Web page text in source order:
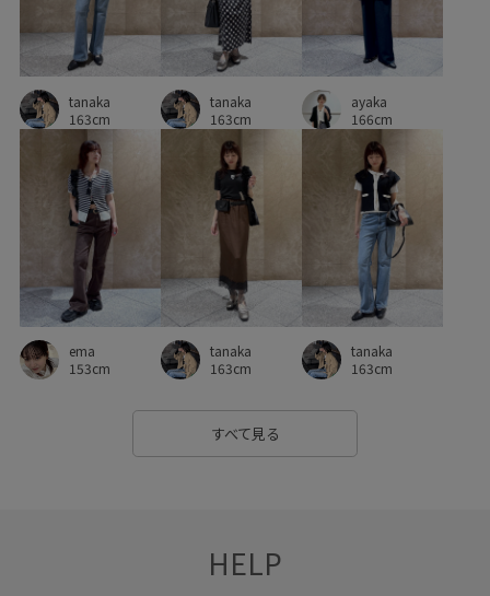
tanaka
163cm
tanaka
163cm
ayaka
166cm
ema
153cm
tanaka
163cm
tanaka
163cm
すべて見る
HELP